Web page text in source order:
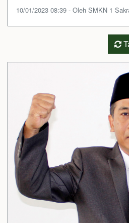
10/01/2023 08:39 - Oleh SMKN 1